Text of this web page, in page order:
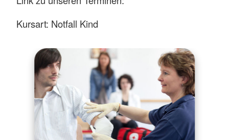
Kursart: Notfall Kind